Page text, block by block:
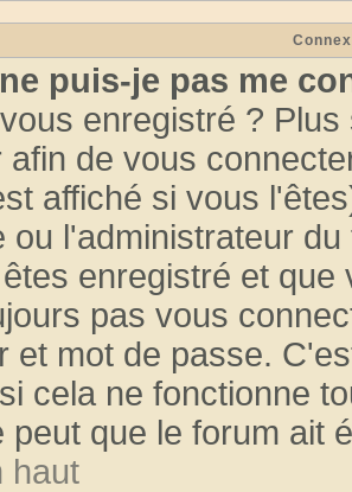
puis-je pas me
enregistré ?
afin de vous
affiché si vous
ou l'administrateur
enregistré et
pas vous
et mot de passe.
cela ne fonctionne
peut que le forum ait
haut